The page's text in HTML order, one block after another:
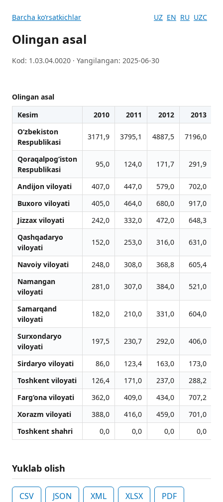
Barcha koʻrsatkichlar UZ EN RU UZC
Olingan asal
Kod: 1.03.04.0020 · Yangilangan: 2025-06-30
Olingan asal
Kesim
2010 2011 2012
2013
O‘zbekiston
Respublikasi
3171,9 3795,1 4887,5 7196,0
Qoraqalpog‘iston
Respublikasi
95,0 124,0 171,7 291,9
Andijon viloyati 407,0 447,0 579,0 702,0
Buxoro viloyati
405,0 464,0 680,0 917,0
Jizzax viloyati
242,0 332,0 472,0 648,3
Qashqadaryo
viloyati
152,0 253,0 316,0 631,0
Navoiy viloyati 248,0 308,0 368,8 605,4
Namangan
viloyati
281,0 307,0 384,0 521,0
Samarqand
viloyati
182,0 210,0 331,0 604,0
Surxondaryo
viloyati
197,5 230,7 292,0 406,0
Sirdaryo viloyati 86,0 123,4 163,0 173,0
Toshkent viloyati
126,4 171,0 237,0 288,2
Farg‘ona viloyati
362,0 409,0 434,0 707,2
Xorazm viloyati
388,0 416,0 459,0 701,0
Toshkent shahri
0,0 0,0 0,0 0,0
Yuklab olish
CSV JSON XML XLSX PDF